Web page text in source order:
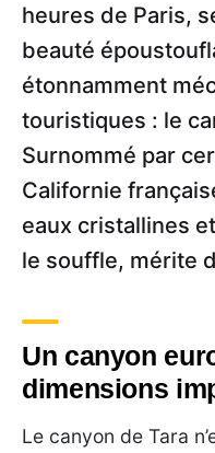
heures de Paris,
beauté
étonnamment
touristiques : le
Surnommé par
Californie
eaux cristallines
le souffle, mérite
Un canyon
dimensions
Le canyon de Tara